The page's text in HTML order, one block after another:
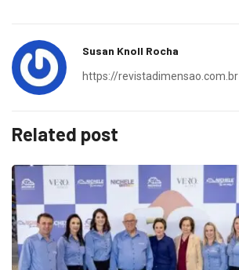
Susan Knoll Rocha
https://revistadimensao.com.br
Related post